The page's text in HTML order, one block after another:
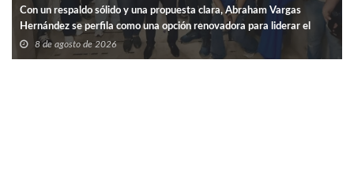
Con un respaldo sólido y una propuesta clara, Abraham Vargas
Hernández se perfila como una opción renovadora para liderar el
SNTISSSTE en Tamaulipas.
8 de agosto de 2026